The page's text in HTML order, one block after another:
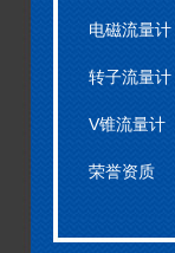
电磁流量计
转子流量计
V锥流量计
荣誉资质